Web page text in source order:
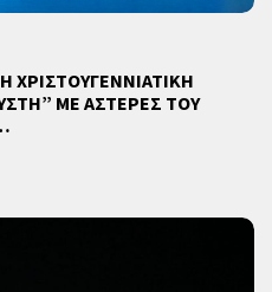
ΧΡΙΣΤΟΥΓΕΝΝΙΑΤΙΚΗ
ΜΕ ΑΣΤΕΡΕΣ ΤΟΥ